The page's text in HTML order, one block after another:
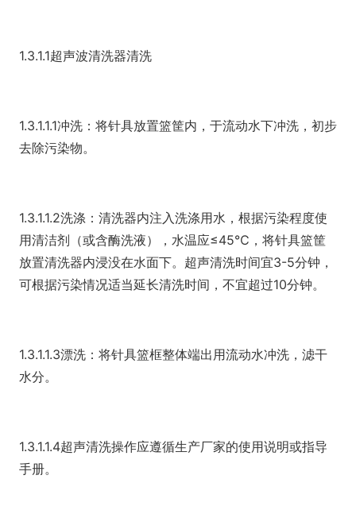
1.3.1.1超声波清洗器清洗
1.3.1.1.1冲洗：将针具放置篮筐内，于流动水下冲洗，初步
去除污染物。
1.3.1.1.2洗涤：清洗器内注入洗涤用水，根据污染程度使
用清洁剂（或含酶洗液），水温应≤45℃，将针具篮筐
放置清洗器内浸没在水面下。超声清洗时间宜3-5分钟，
可根据污染情况适当延长清洗时间，不宜超过10分钟。
1.3.1.1.3漂洗：将针具篮框整体端出用流动水冲洗，滤干
水分。
1.3.1.1.4超声清洗操作应遵循生产厂家的使用说明或指导
手册。